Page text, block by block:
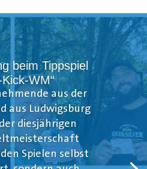
beim Tippspiel
Kick-WM“
aus der
aus Ludwigsburg
diesjährigen
Spielen selbst